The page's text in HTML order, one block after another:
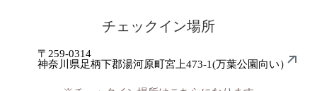
チェックイン場所
〒259-0314
神奈川県足柄下郡湯河原町宮上473-1(万葉公園向い）